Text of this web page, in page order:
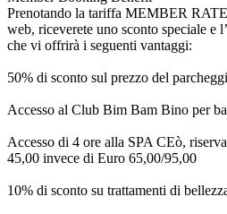
Prenotando la tariffa MEMBER
web, riceverete uno sconto speciale e
che vi offrirà i seguenti vantaggi:
50% di sconto sul prezzo del
Accesso al Club Bim Bam Bino per
Accesso di 4 ore alla SPA CEò,
45,00 invece di Euro 65,00/95,00
10% di sconto su trattamenti di